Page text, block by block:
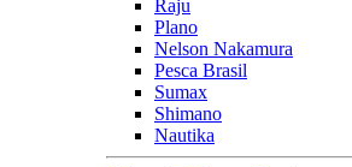
Raju
Plano
Nelson Nakamura
Pesca Brasil
Sumax
Shimano
Nautika